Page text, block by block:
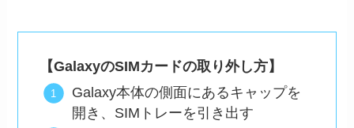
【GalaxyのSIMカードの取り外し方】
Galaxy本体の側面にあるキャップを
開き、SIMトレーを引き出す